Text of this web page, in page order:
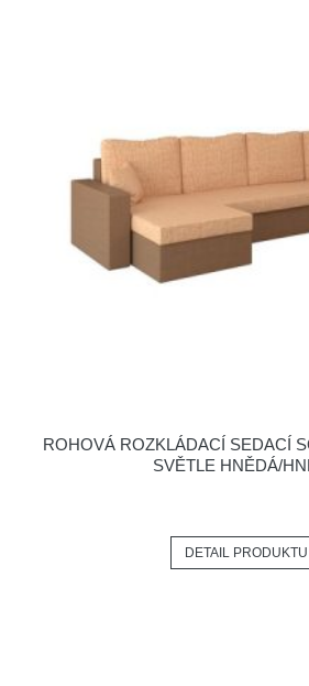
ROHOVÁ ROZKLÁDACÍ SEDACÍ
SVĚTLE HNĚDÁ/
DETAIL PRODUKTU